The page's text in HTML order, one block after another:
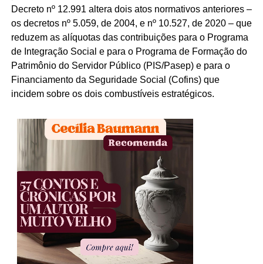
Decreto nº 12.991 altera dois atos normativos anteriores –
os decretos nº 5.059, de 2004, e nº 10.527, de 2020 – que
reduzem as alíquotas das contribuições para o Programa
de Integração Social e para o Programa de Formação do
Patrimônio do Servidor Público (PIS/Pasep) e para o
Financiamento da Seguridade Social (Cofins) que
incidem sobre os dois combustíveis estratégicos.